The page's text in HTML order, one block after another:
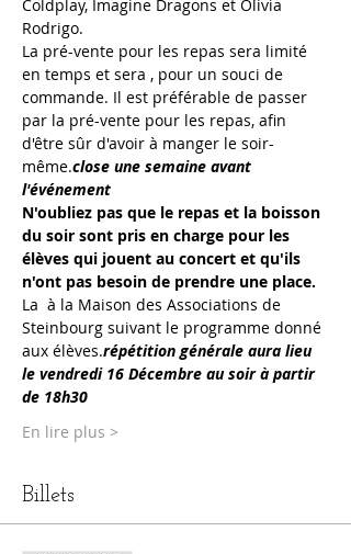
Coldplay, Imagine Dragons et Olivia
Rodrigo.
La pré-vente pour les repas sera limité
en temps et sera , pour un souci de
commande. Il est préférable de passer
par la pré-vente pour les repas, afin
d'être sûr d'avoir à manger le soir-
même.close une semaine avant
l'événement
N'oubliez pas que le repas et la boisson
du soir sont pris en charge pour les
élèves qui jouent au concert et qu'ils
n'ont pas besoin de prendre une place.
La à la Maison des Associations de
Steinbourg suivant le programme donné
aux élèves.répétition générale aura lieu
le vendredi 16 Décembre au soir à partir
de 18h30
En lire plus >
Billets